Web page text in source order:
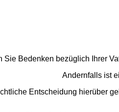
Sie Bedenken bezüglich Ihrer
Andernfalls ist
Entscheidung hierüber